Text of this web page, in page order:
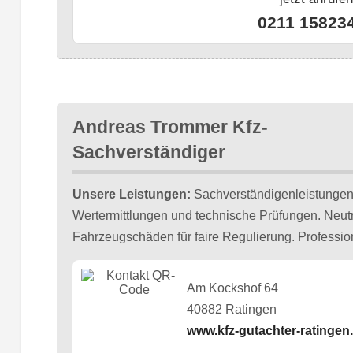
0211
Andreas Trommer Kfz-
Sachverständiger
Unsere Leistungen:
Wertermittlungen und technische Prüfungen.
Fahrzeugschäden für faire Regulierung.
Am Kockshof 64
40882 Ratingen
www.kfz-gutachter-